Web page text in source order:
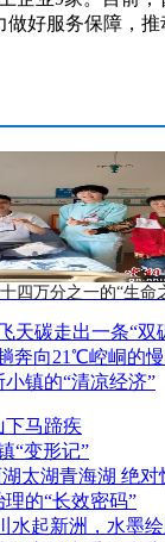
好服务保障，
四万分之一的“生命
天碳走出一条“双
奔向21℃崆峒的慢
镇的“清凉经济”
下马蹄疾
“变形记”
太湖青海湖 绝对
的“长效密码”
水起新洲，水墨